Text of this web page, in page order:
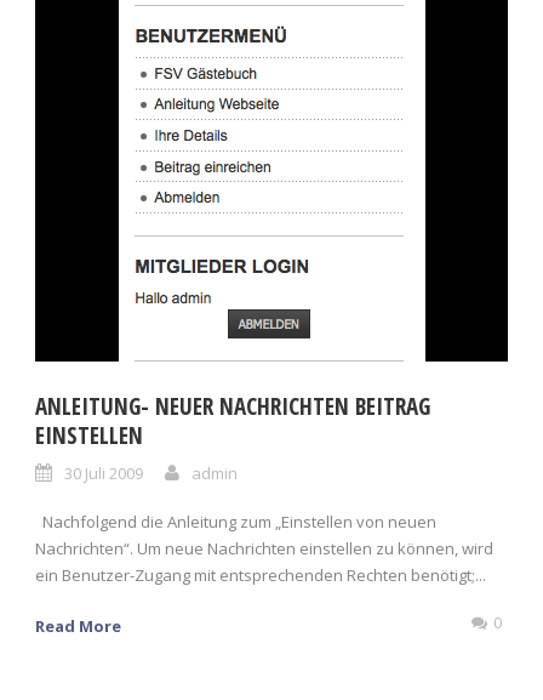
ANLEITUNG- NEUER NACHRICHTEN BEITRAG
EINSTELLEN
30 Juli 2009 admin
Nachfolgend die Anleitung zum „Einstellen von neuen
Nachrichten“. Um neue Nachrichten einstellen zu können, wird
ein Benutzer-Zugang mit entsprechenden Rechten benötigt;...
Read More 0